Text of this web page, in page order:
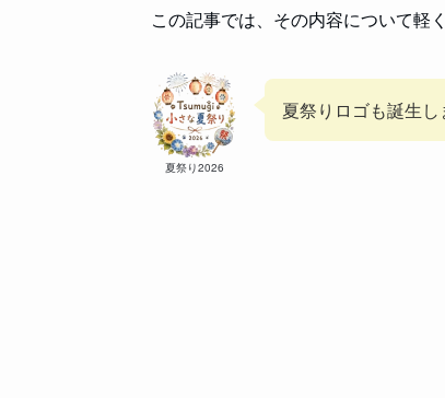
この記事では、その内容について軽
夏祭り2026
夏祭りロゴも誕生